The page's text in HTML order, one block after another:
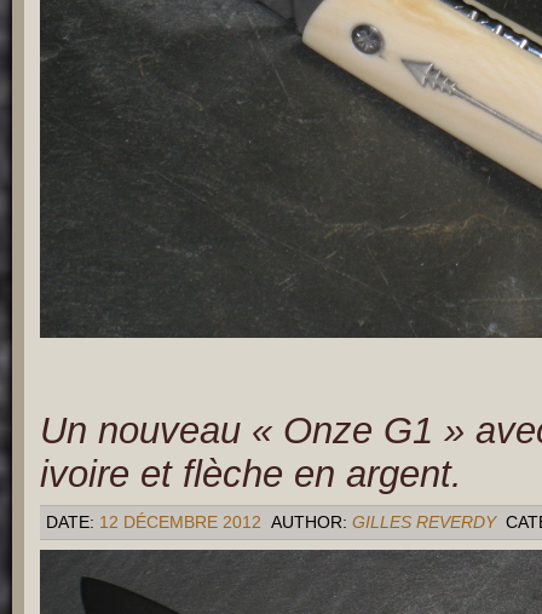
Un nouveau « Onze G1 »
ivoire et flèche en argent.
DATE: 12 DÉCEMBRE 2012 AUTHOR: GILLES REVERDY